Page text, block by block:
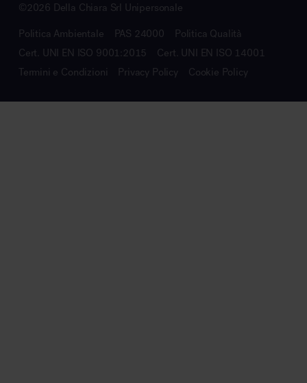
©2026 Della Chiara Srl Unipersonale
Politica Ambientale PAS 24000
Politica Qualità
Cert. UNI EN ISO 9001:2015
Cert. UNI EN ISO 14001
Termini e Condizioni
Privacy Policy Cookie Policy